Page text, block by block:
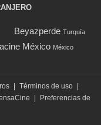
Beyazperde Turquía
México México
| Términos de uso |
|
Preferencias de